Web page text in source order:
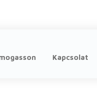
Kapcsolat